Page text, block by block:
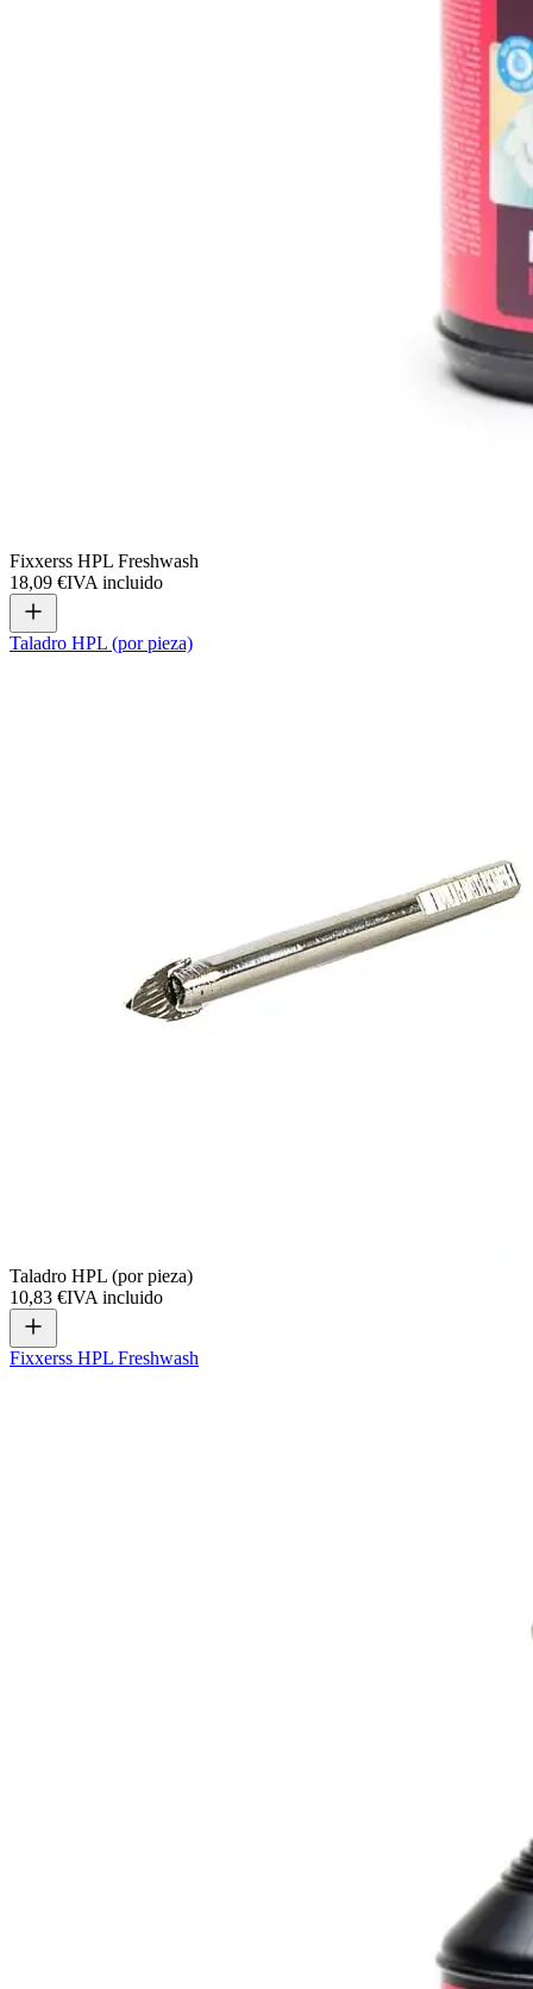
Fixxerss HPL Freshwash
18,09 €IVA incluido
Taladro HPL (por pieza)
Taladro HPL (por pieza)
10,83 €IVA incluido
Fixxerss HPL Freshwash